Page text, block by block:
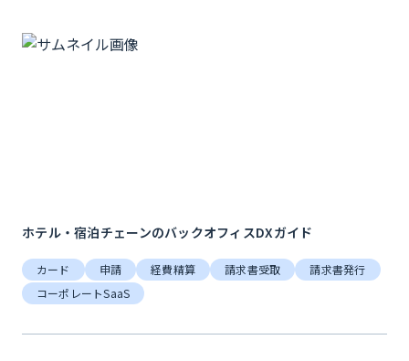
ホテル・宿泊チェーンのバックオフィスDXガイド
カード 申請 経費精算 請求書受取
請求書発行
コーポレートSaaS